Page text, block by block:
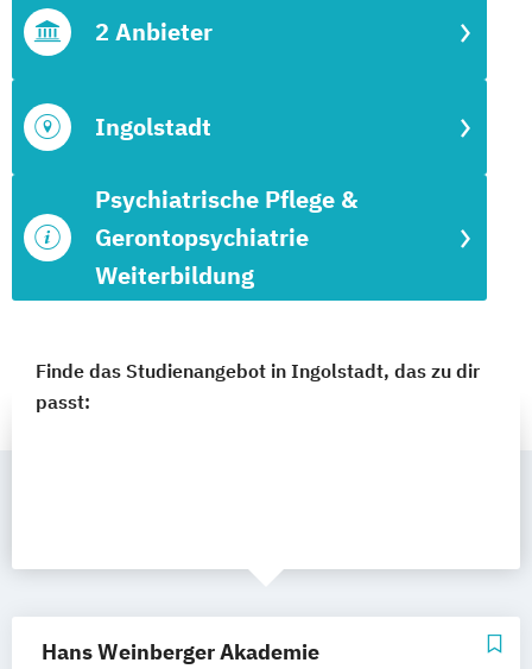
Psychiatrische Pflege &
Gerontopsychiatrie
Weiterbildung
Ingolstadt
2 Anbieter
Finde das Studienangebot in Ingolstadt, das zu dir
passt:
Hans Weinberger Akademie